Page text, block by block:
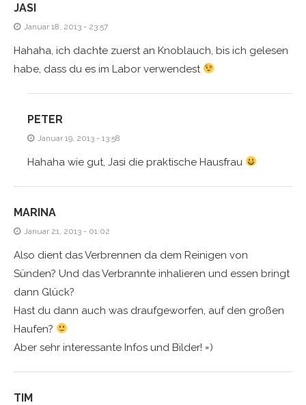
JASI
Januar 18, 2013 - 23:57
Hahaha, ich dachte zuerst an Knoblauch, bis ich gelesen
habe, dass du es im Labor verwendest
PETER
Januar 19, 2013 - 13:58
Hahaha wie gut, Jasi die praktische Hausfrau
MARINA
Januar 21, 2013 - 01:02
Also dient das Verbrennen da dem Reinigen von
Sünden? Und das Verbrannte inhalieren und essen bringt
dann Glück?
Hast du dann auch was draufgeworfen, auf den großen
Haufen?
Aber sehr interessante Infos und Bilder! =)
TIM